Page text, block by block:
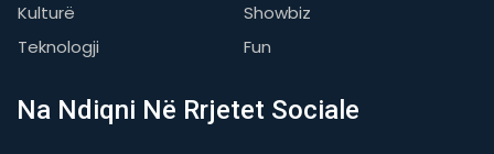
Kulturë
Showbiz
Teknologji
Fun
Na Ndiqni Në Rrjetet Sociale